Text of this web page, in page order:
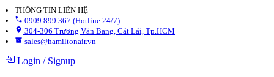
THÔNG TIN LIÊN HỆ
0909 899 367 (Hotline 24/7)
304-306 Trương Văn Bang, Cát Lái, Tp.HCM
sales@hamiltonair.vn
Login /Signup